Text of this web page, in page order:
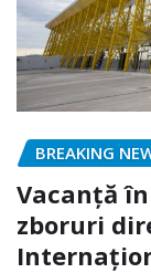
BREAKING
Vacanță
zboruri